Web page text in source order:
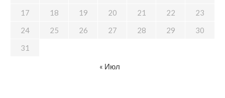
17
18 19 20 21 22
23
24
25 26 27 28 29
30
31
« Июл